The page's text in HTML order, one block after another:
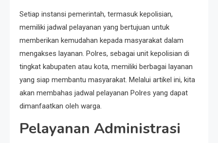
Setiap instansi pemerintah, termasuk kepolisian,
memiliki jadwal pelayanan yang bertujuan untuk
memberikan kemudahan kepada masyarakat dalam
mengakses layanan. Polres, sebagai unit kepolisian di
tingkat kabupaten atau kota, memiliki berbagai layanan
yang siap membantu masyarakat. Melalui artikel ini, kita
akan membahas jadwal pelayanan Polres yang dapat
dimanfaatkan oleh warga.
Pelayanan Administrasi